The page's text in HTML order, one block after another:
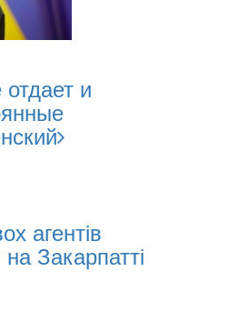
Businesses
Risks During War
и
агентів
на Закарпатті